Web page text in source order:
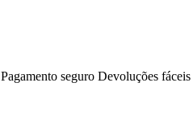
Pagamento seguro Devoluções fáceis